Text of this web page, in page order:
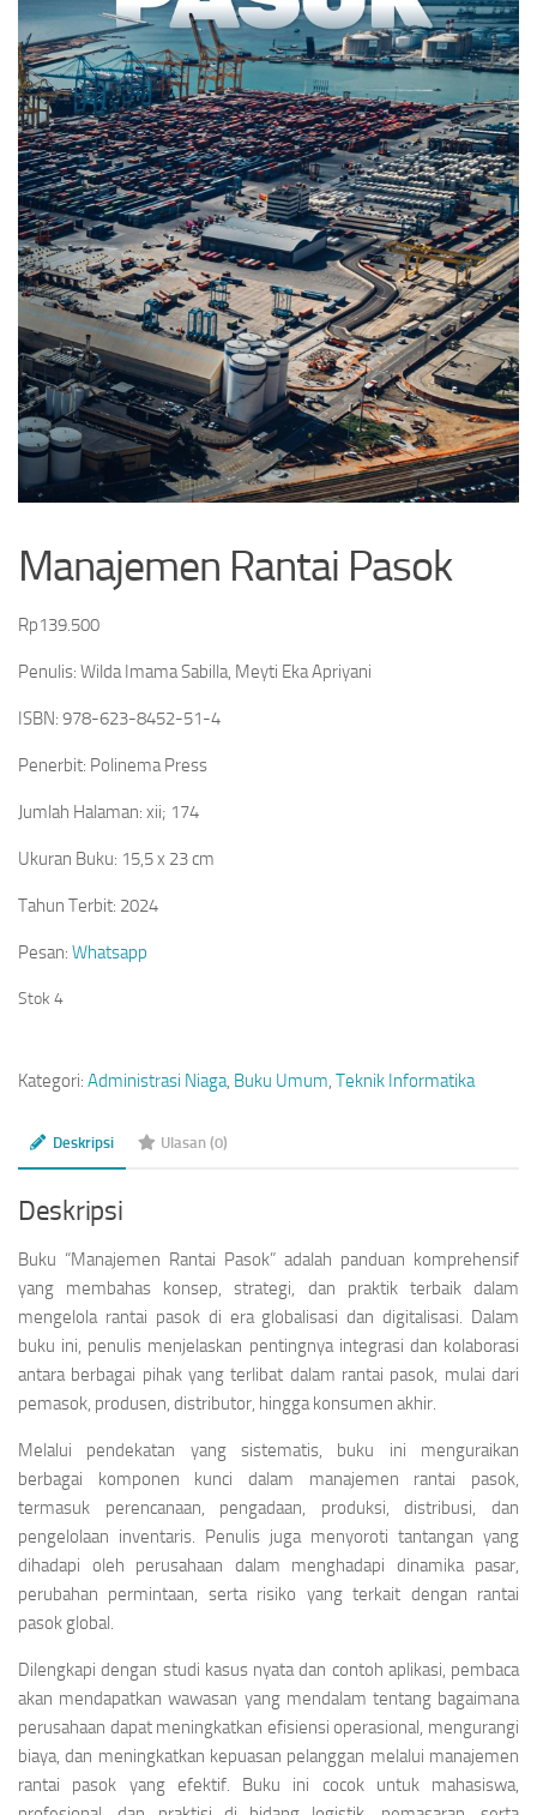
Manajemen Rantai Pasok
Rp139.500
Penulis: Wilda Imama Sabilla, Meyti Eka Apriyani
ISBN: 978-623-8452-51-4
Penerbit: Polinema Press
Jumlah Halaman: xii; 174
Ukuran Buku: 15,5 x 23 cm
Tahun Terbit: 2024
Pesan: Whatsapp
Stok 4
Kategori: Administrasi Niaga, Buku Umum, Teknik Informatika
Deskripsi Ulasan (0)
Deskripsi
Buku “Manajemen Rantai Pasok” adalah panduan komprehensif
yang membahas konsep, strategi, dan praktik terbaik dalam
mengelola rantai pasok di era globalisasi dan digitalisasi. Dalam
buku ini, penulis menjelaskan pentingnya integrasi dan kolaborasi
antara berbagai pihak yang terlibat dalam rantai pasok, mulai dari
pemasok, produsen, distributor, hingga konsumen akhir.
Melalui pendekatan yang sistematis, buku ini menguraikan
berbagai komponen kunci dalam manajemen rantai pasok,
termasuk perencanaan, pengadaan, produksi, distribusi, dan
pengelolaan inventaris. Penulis juga menyoroti tantangan yang
dihadapi oleh perusahaan dalam menghadapi dinamika pasar,
perubahan permintaan, serta risiko yang terkait dengan rantai
pasok global.
Dilengkapi dengan studi kasus nyata dan contoh aplikasi, pembaca
akan mendapatkan wawasan yang mendalam tentang bagaimana
perusahaan dapat meningkatkan efisiensi operasional, mengurangi
biaya, dan meningkatkan kepuasan pelanggan melalui manajemen
rantai pasok yang efektif. Buku ini cocok untuk mahasiswa,